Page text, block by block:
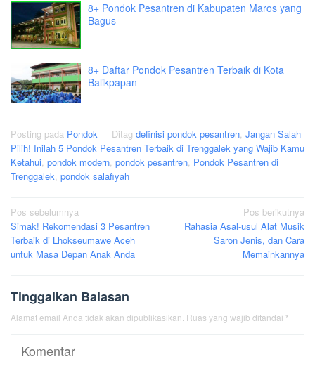
8+ Pondok Pesantren di Kabupaten Maros yang
Bagus
8+ Daftar Pondok Pesantren Terbaik di Kota
Balikpapan
Posting pada Pondok Ditag definisi pondok pesantren, Jangan Salah
Pilih! Inilah 5 Pondok Pesantren Terbaik di Trenggalek yang Wajib Kamu
Ketahui, pondok modern, pondok pesantren, Pondok Pesantren di
Trenggalek, pondok salafiyah
Navigasi
pos
Pos sebelumnya
Simak! Rekomendasi 3 Pesantren
Terbaik di Lhokseumawe Aceh
untuk Masa Depan Anak Anda
Pos berikutnya
Rahasia Asal-usul Alat Musik
Saron Jenis, dan Cara
Memainkannya
Tinggalkan Balasan
Alamat email Anda tidak akan dipublikasikan. Ruas yang wajib ditandai *